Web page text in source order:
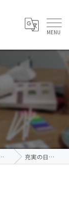
充実の日曜日